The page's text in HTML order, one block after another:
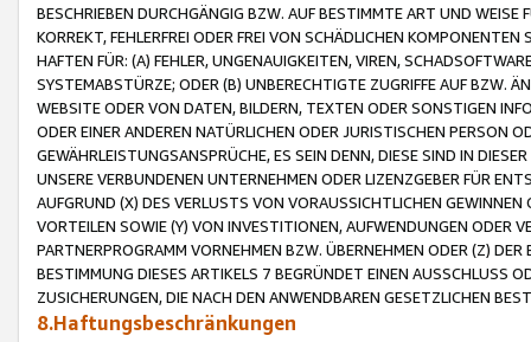
BESCHRIEBEN DURCHGÄNGIG BZW. AUF BESTIMMTE ART UND
KORREKT, FEHLERFREI ODER FREI VON SCHÄDLICHEN
HAFTEN FÜR: (A) FEHLER, UNGENAUIGKEITEN, VIREN,
SYSTEMABSTÜRZE; ODER (B) UNBERECHTIGTE ZUGRIFFE AUF BZW.
WEBSITE ODER VON DATEN, BILDERN, TEXTEN ODER SONSTIGEN
ODER EINER ANDEREN NATÜRLICHEN ODER JURISTISCHEN PERSON
GEWÄHRLEISTUNGSANSPRÜCHE, ES SEIN DENN, DIESE SIND IN
UNSERE VERBUNDENEN UNTERNEHMEN ODER LIZENZGEBER FÜR
AUFGRUND (X) DES VERLUSTS VON VORAUSSICHTLICHEN
VORTEILEN SOWIE (Y) VON INVESTITIONEN, AUFWENDUNGEN ODER
PARTNERPROGRAMM VORNEHMEN BZW. ÜBERNEHMEN ODER (Z)
BESTIMMUNG DIESES ARTIKELS 7 BEGRÜNDET EINEN AUSSCHLUSS
ZUSICHERUNGEN, DIE NACH DEN ANWENDBAREN GESETZLICHEN
8.Haftungsbeschränkungen